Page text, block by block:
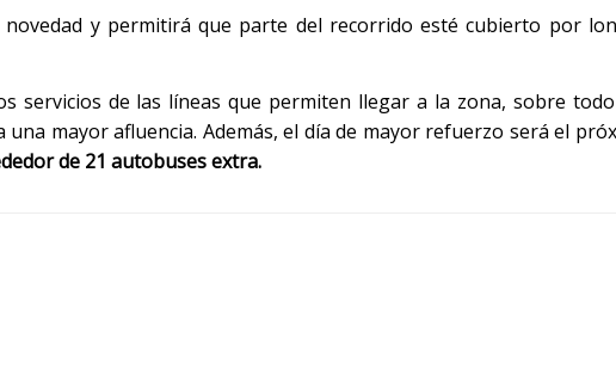
y permitirá que parte del recorrido esté cubierto por
servicios de las líneas que permiten llegar a la zona, sobre
mayor afluencia. Además, el día de mayor refuerzo será el
de 21 autobuses extra.